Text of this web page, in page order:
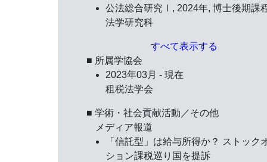
公法総合研究Ⅰ, 2024年, 博士後期課
法学研究科
すべて表示する
■ 所属学協会
2023年03月 - 現在
租税法学会
■ 学術・社会貢献活動／その他
メディア報道
「信託型」は給与所得か？ ストック
ション課税巡り国を提訴